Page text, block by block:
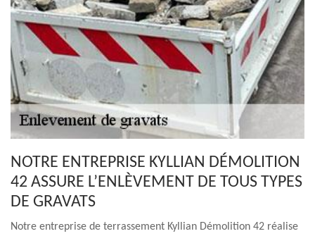
NOTRE ENTREPRISE KYLLIAN DÉMOLITION
42 ASSURE L’ENLÈVEMENT DE TOUS TYPES
DE GRAVATS
Notre entreprise de terrassement Kyllian Démolition 42 réalise